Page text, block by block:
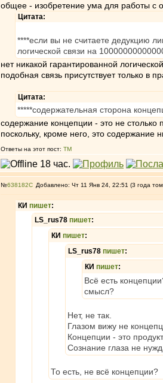
общее - изобретение ума для работы с
Цитата:
****если вы не считаете дедукцию
логической связи на
нет никакой гарантированной
подобная связь присутствует только в
Цитата:
*****содержательная сторона
содержание концепции - это не столько
поскольку, кроме него, это содержание
Ответы на этот пост: ТМ
№638182 Добавлено: Чт 11 Янв 24, 22:51 (3 года
КИ пишет:
LS_rus78 пишет:
КИ пишет:
LS_rus78 пишет:
КИ пишет:
Всё есть
смысл?
Нет, не так.
Глазом вижу не
Концепции - это
Сознание глаза не
То есть, не всё концепции?